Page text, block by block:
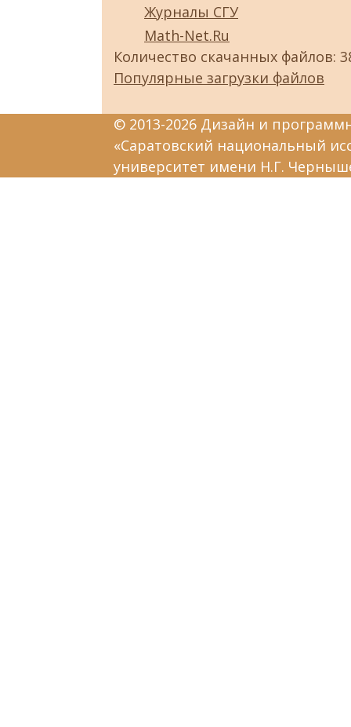
Журналы СГУ
Math-Net.Ru
Количество скачанных файлов:
Популярные загрузки файлов
© 2013-2026 Дизайн и
«Саратовский национальный
университет имени Н.Г.